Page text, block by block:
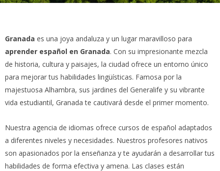
Granada es una joya andaluza y un lugar maravilloso para
aprender español en Granada. Con su impresionante mezcla
de historia, cultura y paisajes, la ciudad ofrece un entorno único
para mejorar tus habilidades lingüísticas. Famosa por la
majestuosa Alhambra, sus jardines del Generalife y su vibrante
vida estudiantil, Granada te cautivará desde el primer momento.
Nuestra agencia de idiomas ofrece cursos de español adaptados
a diferentes niveles y necesidades. Nuestros profesores nativos
son apasionados por la enseñanza y te ayudarán a desarrollar tus
habilidades de forma efectiva y amena. Las clases están